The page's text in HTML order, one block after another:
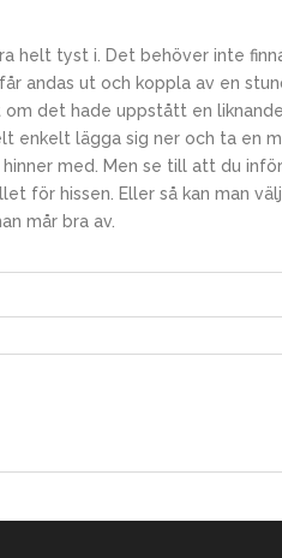
helt tyst i. Det behöver inte
andas ut och koppla av en
det hade uppstått en
enkelt lägga sig ner och ta en
med. Men se till att du
för hissen. Eller så kan man
mår bra av.